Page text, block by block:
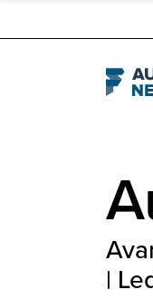
Navigation
|